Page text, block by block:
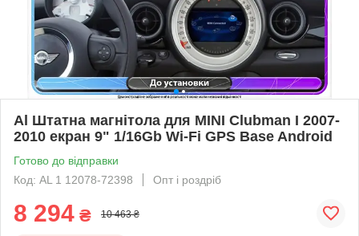
Al Штатна магнітола для MINI Clubman I 2007-
2010 екран 9" 1/16Gb Wi-Fi GPS Base Android
Готово до відправки
Код: AL 1 12078-72398
Опт і роздріб
8 294 ₴ 10 463 ₴